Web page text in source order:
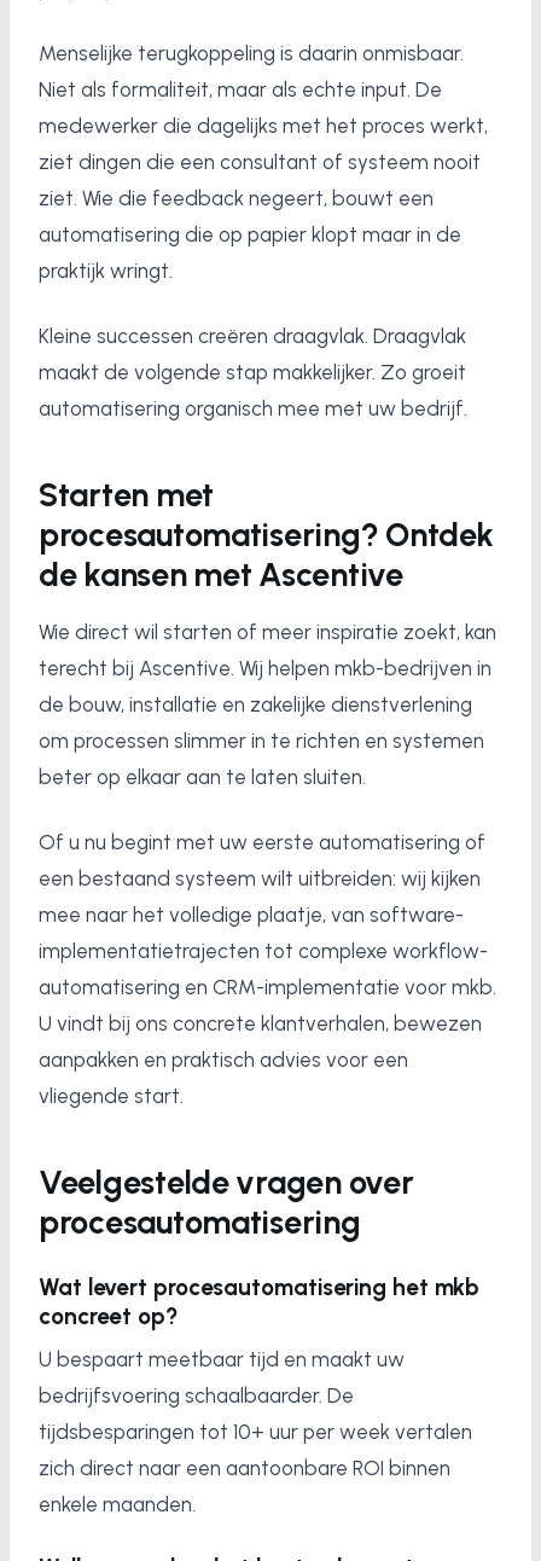
Menselijke terugkoppeling is daarin onmisbaar.
Niet als formaliteit, maar als echte input. De
medewerker die dagelijks met het proces werkt,
ziet dingen die een consultant of systeem nooit
ziet. Wie die feedback negeert, bouwt een
automatisering die op papier klopt maar in de
praktijk wringt.
Kleine successen creëren draagvlak. Draagvlak
maakt de volgende stap makkelijker. Zo groeit
automatisering organisch mee met uw bedrijf.
Starten met
procesautomatisering? Ontdek
de kansen met Ascentive
Wie direct wil starten of meer inspiratie zoekt, kan
terecht bij Ascentive. Wij helpen mkb-bedrijven in
de bouw, installatie en zakelijke dienstverlening
om processen slimmer in te richten en systemen
beter op elkaar aan te laten sluiten.
Of u nu begint met uw eerste automatisering of
een bestaand systeem wilt uitbreiden: wij kijken
mee naar het volledige plaatje, van software-
implementatietrajecten tot complexe workflow-
automatisering en CRM-implementatie voor mkb.
U vindt bij ons concrete klantverhalen, bewezen
aanpakken en praktisch advies voor een
vliegende start.
Veelgestelde vragen over
procesautomatisering
Wat levert procesautomatisering het mkb
concreet op?
U bespaart meetbaar tijd en maakt uw
bedrijfsvoering schaalbaarder. De
tijdsbesparingen tot 10+ uur per week vertalen
zich direct naar een aantoonbare ROI binnen
enkele maanden.